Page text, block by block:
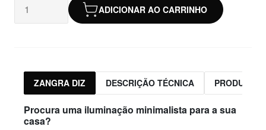
ADICIONAR AO CARRINHO
ZANGRA DIZ DESCRIÇÃO TÉCNICA PRODUTOS
Procura uma iluminação minimalista para a sua
casa?